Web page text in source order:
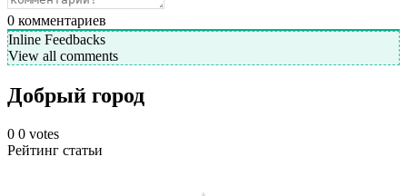
0 комментариев
Inline Feedbacks
View all comments
Добрый город
0 0 votes
Рейтинг статьи